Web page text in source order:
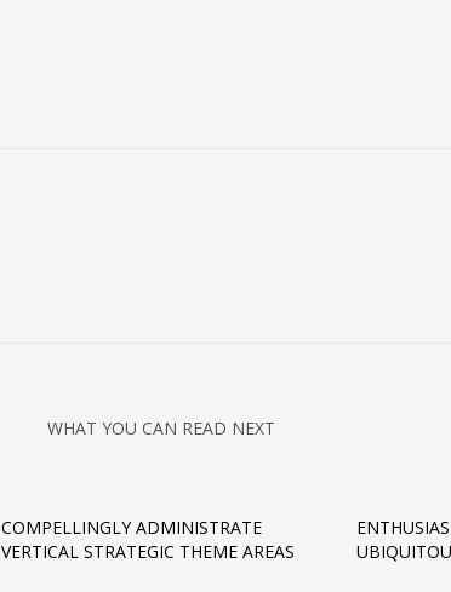
WHAT YOU CAN READ NEXT
COMPELLINGLY ADMINISTRATE
VERTICAL STRATEGIC THEME AREAS